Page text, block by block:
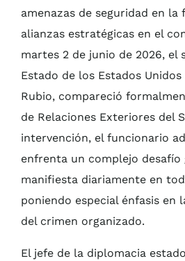
amenazas de seguridad en
alianzas estratégicas en el
martes 2 de junio de 2026, el
Estado de los Estados
Rubio, compareció
de Relaciones Exteriores del
intervención, el funcionario
enfrenta un complejo desafío
manifiesta diariamente en
poniendo especial énfasis en
del crimen organizado.
El jefe de la diplomacia